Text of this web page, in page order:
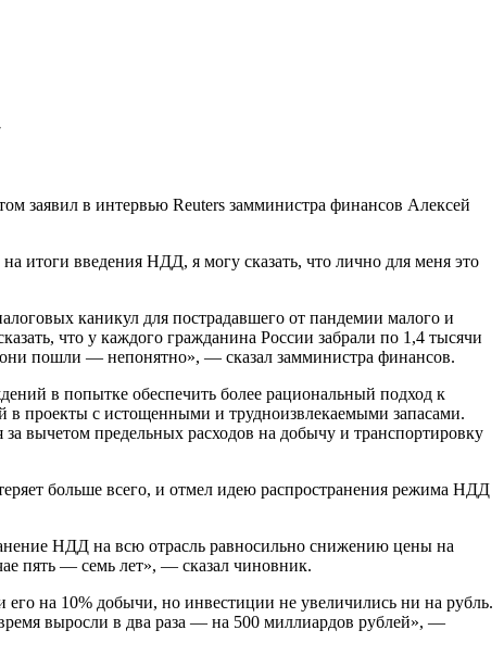
заявил в интервью Reuters замминистра финансов Алексей
итоги введения НДД, я могу сказать, что лично для меня это
каникул для пострадавшего от пандемии малого и
что у каждого гражданина России забрали по 1,4 тысячи
они пошли — непонятно», — сказал замминистра финансов.
в попытке обеспечить более рациональный подход к
в проекты с истощенными и трудноизвлекаемыми запасами.
вычетом предельных расходов на добычу и транспортировку
больше всего, и отмел идею распространения режима НДД
НДД на всю отрасль равносильно снижению цены на
пять — семь лет», — сказал чиновник.
на 10% добычи, но инвестиции не увеличились ни на рубль.
выросли в два раза — на 500 миллиардов рублей», —